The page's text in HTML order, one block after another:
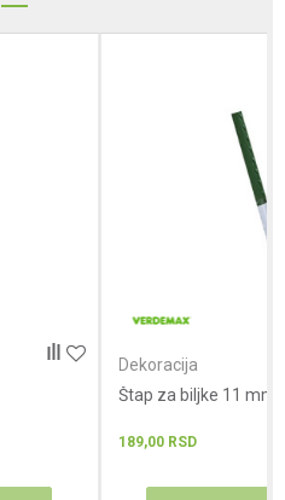
Dekoracija
Štap za biljke 11 mm
189,00 RSD